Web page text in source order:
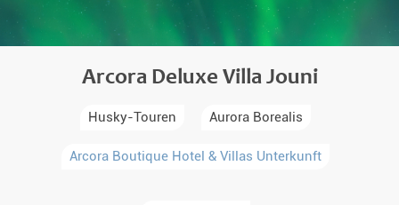
Arcora Deluxe Villa Jouni
Husky-Touren Aurora Borealis
Arcora Boutique Hotel & Villas Unterkunft